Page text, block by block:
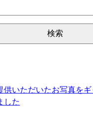
供いただいたお写真をギ
した